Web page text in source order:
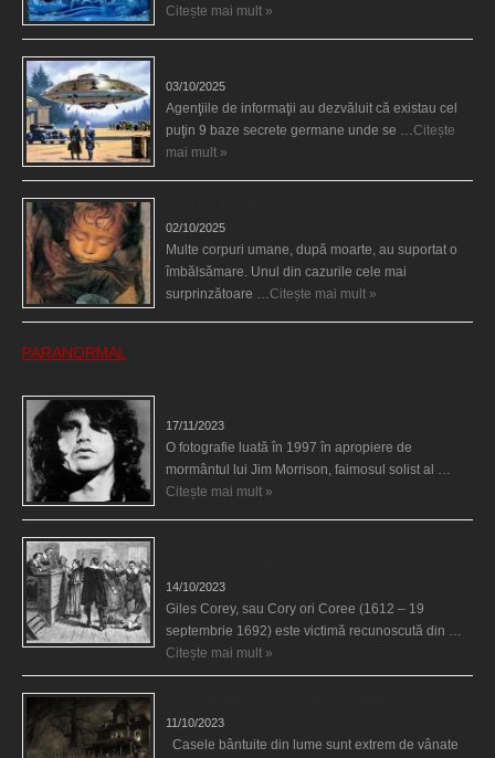
Citește mai mult »
03/10/2025
Agenţiile de informaţii au dezvăluit că existau cel
puţin 9 baze secrete germane unde se …Citește
mai mult »
02/10/2025
Multe corpuri umane, după moarte, au suportat o
îmbălsămare. Unul din cazurile cele mai
surprinzătoare …Citește mai mult »
PARANORMAL
17/11/2023
O fotografie luată în 1997 în apropiere de
mormântul lui Jim Morrison, faimosul solist al …
Citește mai mult »
14/10/2023
Giles Corey, sau Cory ori Coree (1612 – 19
septembrie 1692) este victimă recunoscută din …
Citește mai mult »
11/10/2023
Casele bântuite din lume sunt extrem de vânate